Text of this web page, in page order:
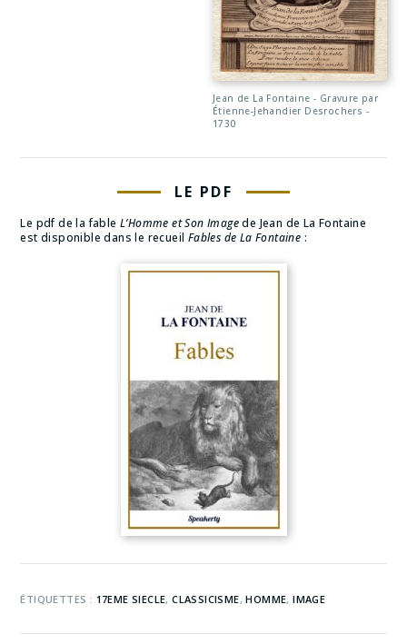
Jean de La Fontaine - Gravure par
Étienne-Jehandier Desrochers -
1730
LE PDF
Le pdf de la fableL’Homme et Son Imagede Jean de La Fontaine
est disponible dans le recueil Fables de La Fontaine :
ÉTIQUETTES : 17EME SIECLE, CLASSICISME, HOMME, IMAGE